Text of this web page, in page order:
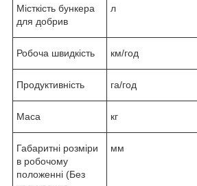
Місткість бункера
для добрив
л
Робоча швидкість км/год
Продуктивність га/год
Маса кг
Габаритні розміри
в робочому
положенні (Без
мм